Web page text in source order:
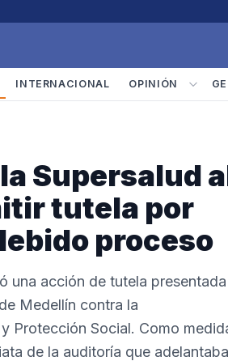
INTERNACIONAL OPINIÓN
Supersalud
tutela por
proceso
una acción de tutela presentada
Medellín contra la
Protección Social. Como
de la auditoría que